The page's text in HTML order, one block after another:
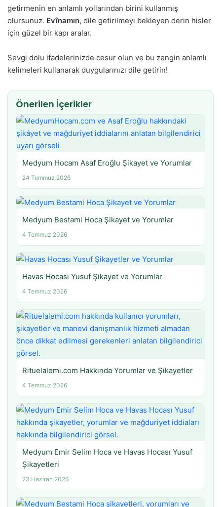
getirmenin en anlamlı yollarından birini kullanmış
olursunuz. Evînamın, dile getirilmeyi bekleyen derin hisler
için güzel bir kapı aralar.
Sevgi dolu ifadelerinizde cesur olun ve bu zengin anlamlı
kelimeleri kullanarak duygularınızı dile getirin!
Önerilen İçerikler
Medyum Hocam Asaf Eroğlu Şikayet ve Yorumlar
24 Temmuz 2026
Medyum Bestami Hoca Şikayet ve Yorumlar
4 Temmuz 2026
Havas Hocası Yusuf Şikayet ve Yorumlar
4 Temmuz 2026
Rituelalemi.com Hakkında Yorumlar ve Şikayetler
4 Temmuz 2026
Medyum Emir Selim Hoca ve Havas Hocası Yusuf
Şikayetleri
23 Haziran 2026